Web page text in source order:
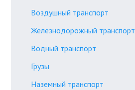
Воздушный транспорт
Железнодорожный транспорт
Водный транспорт
Грузы
Наземный транспорт